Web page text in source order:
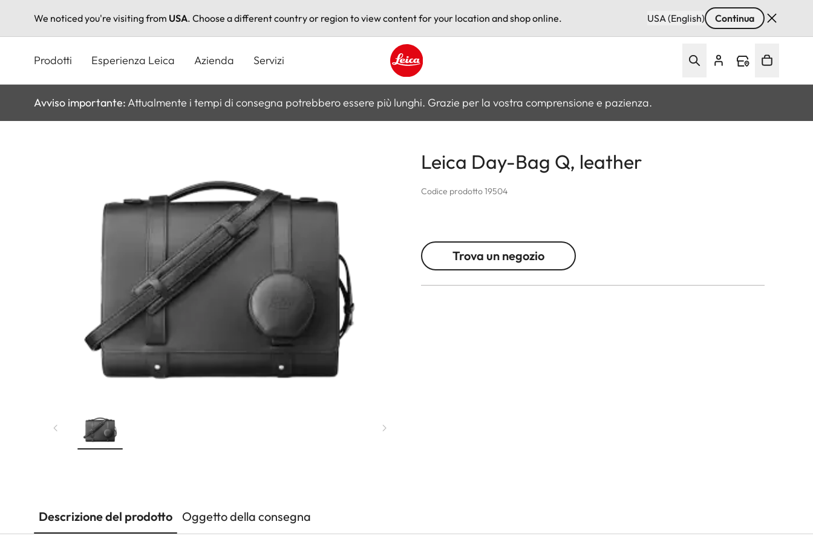
We noticed you're visiting from USA. Choose a different country or region to view content for your location and shop online. USA (English) Continua
principale
Prodotti Esperienza Leica Azienda Servizi
Leica logo - Home
Avviso importante: Attualmente i tempi di consegna potrebbero essere più lunghi. Grazie per la vostra comprensione e pazienza.
Leica Day-Bag Q, leather
Codice prodotto 19504
Trova un negozio
Descrizione del prodotto Oggetto della consegna